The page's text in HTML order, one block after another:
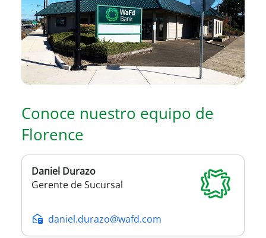
Conoce nuestro equipo de
Florence
Daniel Durazo
Gerente de Sucursal
daniel.durazo@wafd.com